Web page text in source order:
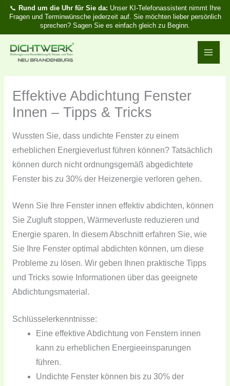
📞 Rund um die Uhr für Sie da: Unser KI-Telefonassistent nimmt Ihre
Fragen und Terminwünsche jederzeit auf. Sie möchten lieber persönlich
sprechen? Sagen Sie es einfach gleich zu Beginn.
Zum
Inhalt
springen
Effektive Abdichtung Fenster
Innen – Tipps & Tricks
Wussten Sie, dass undichte Fenster zu einem
erheblichen Energieverlust führen können? Tatsächlich
können durch nicht ordnungsgemäß abgedichtete
Fenster bis zu 30% der Heizenergie verloren gehen.
Wenn Sie Ihre Fenster innen effektiv abdichten, können
Sie Zugluft stoppen, Wärmeverluste reduzieren und
Energie sparen. In diesem Abschnitt erfahren Sie, wie
Sie Ihre Fenster optimal abdichten können, um diese
Probleme zu lösen. Wir geben Ihnen praktische Tipps
und Tricks sowie Informationen über das geeignete
Abdichtungsmaterial.
Schlüsselerkenntnisse:
Eine effektive Abdichtung von Fenstern innen
kann zu erheblichen Energieeinsparungen
führen.
Undichte Fenster können bis zu 30% der